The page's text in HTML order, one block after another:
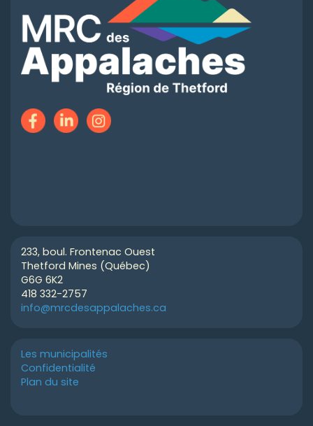
233, boul. Frontenac Ouest
Thetford Mines (Québec)
G6G 6K2
418 332-2757
info@mrcdesappalaches.ca
Les municipalités
Confidentialité
Plan du site